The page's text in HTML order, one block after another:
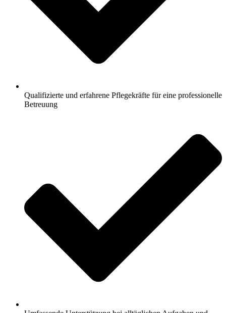
Qualifizierte und erfahrene Pflegekräfte für eine professionelle
Betreuung